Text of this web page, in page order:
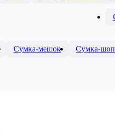
Сумка-мешок Сумка-